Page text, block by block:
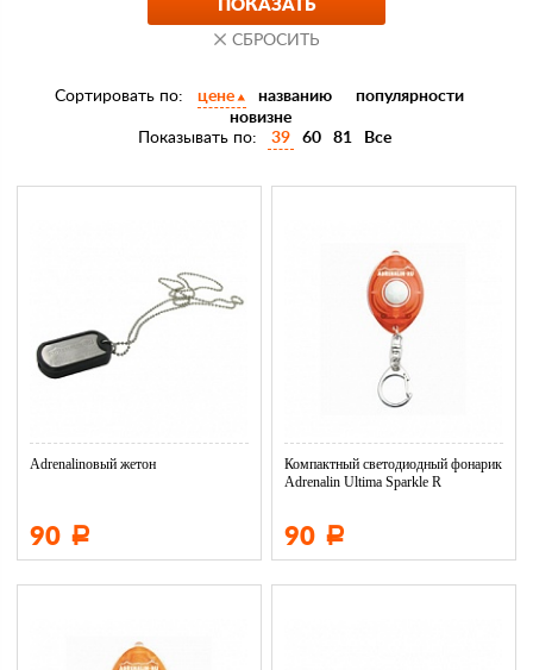
Сортировать по: цене названию
популярности
новизне
Показывать по:
39 60 81 Все
Adrenalinовый жетон
90 Р
Компактный светодиодный фонарик
Adrenalin Ultima Sparkle R
90 Р